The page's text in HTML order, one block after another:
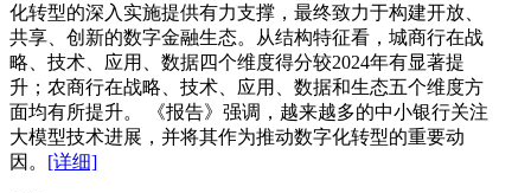
化转型的深入实施提供有力支撑，最终致力于构建开放、
共享、创新的数字金融生态。从结构特征看，城商行在战
略、技术、应用、数据四个维度得分较2024年有显著提
升；农商行在战略、技术、应用、数据和生态五个维度方
面均有所提升。 《报告》强调，越来越多的中小银行关注
大模型技术进展，并将其作为推动数字化转型的重要动
因。 [详细]